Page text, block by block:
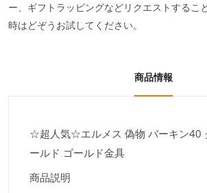
ー、ギフトラッピングなどリクエストするこ
時はどぞうお試してください。
商品情報
☆超人気☆エルメス 偽物 バーキン40
ールド ゴールド金具
商品説明